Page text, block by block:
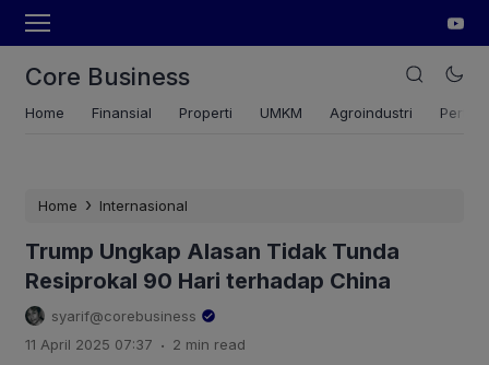
Core Business
Home Finansial Properti UMKM Agroindustri
Home › Internasional
Trump Ungkap Alasan Tidak Tunda
Resiprokal 90 Hari terhadap China
syarif@corebusiness
11 April 2025 07:37 . 2 min read